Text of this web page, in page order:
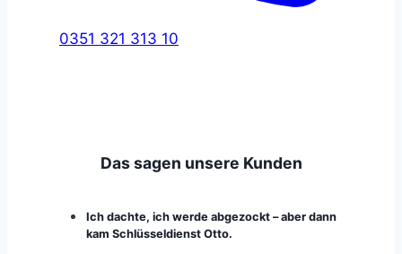
0351 321 313 10
Das sagen unsere Kunden
Ich dachte, ich werde abgezockt – aber dann
kam Schlüsseldienst Otto.